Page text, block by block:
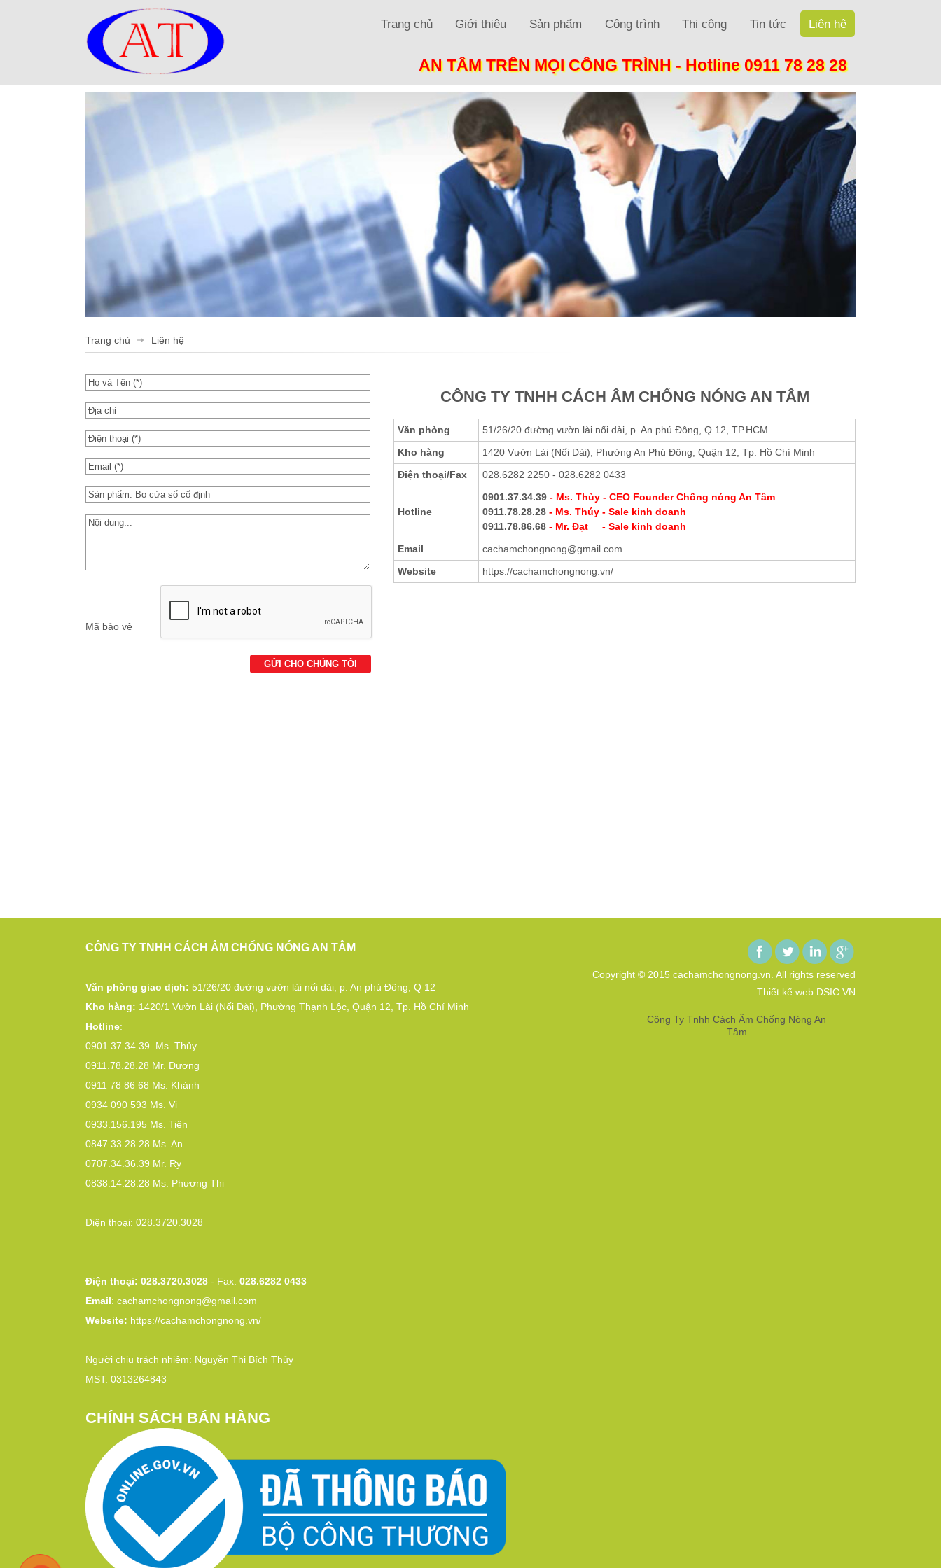
Trang chủ Giới thiệu Sản phẩm Công trình Thi công Tin tức Liên hệ
AN TÂM TRÊN MỌI CÔNG TRÌNH -Hotline 0911 78 28 28
Trang chủ Liên hệ
Mã bảo vệ
CÔNG TY TNHH CÁCH ÂM CHỐNG NÓNG AN TÂM
Văn phòng
51/26/20 đường vườn lài nối dài, p. An phú Đông, Q 12, TP.HCM
Kho hàng
1420 Vườn Lài (Nối Dài), Phường An Phú Đông, Quận 12, Tp. Hồ Chí Minh
Điện thoại/Fax 028.6282 2250 - 028.6282 0433
Hotline
0901.37.34.39 - Ms. Thủy - CEO Founder Chống nóng An Tâm
0911.78.28.28 - Ms. Thúy - Sale kinh doanh
0911.78.86.68 - Mr. Đạt - Sale kinh doanh
Email
cachamchongnong@gmail.com
Website
https://cachamchongnong.vn/
CÔNG TY TNHH CÁCH ÂM CHỐNG NÓNG AN TÂM
Văn phòng giao dịch: 51/26/20 đường vườn lài nối dài, p. An phú Đông, Q 12
Kho hàng: 1420/1 Vườn Lài (Nối Dài), Phường Thạnh Lộc, Quận 12, Tp. Hồ Chí Minh
Hotline:
0901.37.34.39
Ms. Thủy
0911.78.28.28 Mr. Dương
0911 78 86 68 Ms. Khánh
0934 090 593 Ms. Vi
0933.156.195 Ms. Tiên
0847.33.28.28 Ms. An
0707.34.36.39 Mr. Ry
0838.14.28.28 Ms. Phương Thi
Điện thoại: 028.3720.3028
Điện thoại: 028.3720.3028 - Fax: 028.6282 0433
Email: cachamchongnong@gmail.com
Website: https://cachamchongnong.vn/
Người chịu trách nhiệm: Nguyễn Thị Bích Thủy
MST: 0313264843
CHÍNH SÁCH BÁN HÀNG
Copyright © 2015 cachamchongnong.vn. All rights reserved
Thiết kế web DSIC.VN
Công Ty Tnhh Cách Âm Chống Nóng An
Tâm